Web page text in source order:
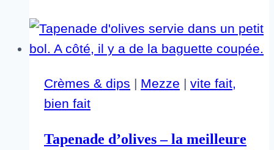
Crèmes & dips | Mezze | vite fait,
bien fait
Tapenade d’olives – la meilleure